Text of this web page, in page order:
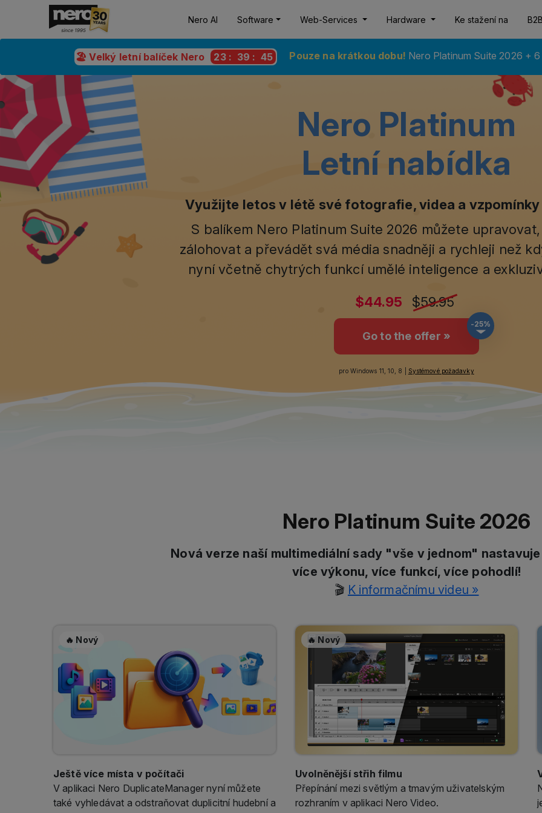
Nero AI Software Web-Services Hardware Ke stažení na
🏖️ Velký letní balíček Nero 23: 39 : 43 Pouze na krátkou dobu! Nero Platinum Suite 2026 +
Nero Platinum
Letní nabídka
S balíkem Nero Platinum Suite 2026 můžete
zálohovat a převádět svá média snadněji a rychleji než
nyní včetně chytrých funkcí umělé inteligence a
Go to the offer »
pro Windows 11, 10, 8 |Systémové požadavky
více výkonu, více funkcí, více pohodlí!
🎬K informačnímu videu »
V aplikaci Nero DuplicateManager nyní můžete
také vyhledávat a odstraňovat duplicitní hudební a
video soubory.
Uvolněnější střih filmu
Přepínání mezi světlým a tmavým uživatelským
rozhraním v aplikaci Nero Video.